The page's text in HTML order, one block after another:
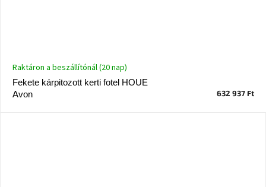
Fekete kárpitozott kerti fotel HOUE
Avon
Raktáron a beszállítónál (20 nap)
632 937 Ft